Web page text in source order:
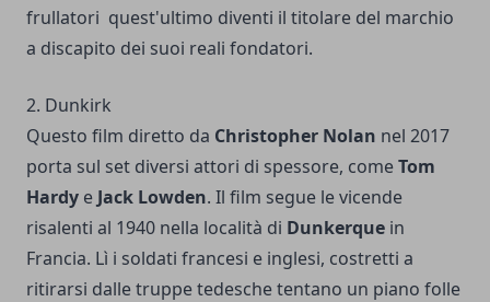
frullatori quest'ultimo diventi il titolare del marchio
a discapito dei suoi reali fondatori.
2. Dunkirk
Questo film diretto da Christopher Nolan nel 2017
porta sul set diversi attori di spessore, comeTom
Hardy e Jack Lowden. Il film segue le vicende
risalenti al 1940 nella località di Dunkerque in
Francia. Lì i soldati francesi e inglesi, costretti a
ritirarsi dalle truppe tedesche tentano un piano folle